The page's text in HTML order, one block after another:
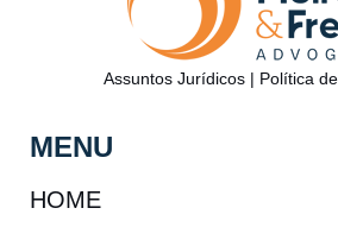
Assuntos Jurídicos | Política
MENU
HOME